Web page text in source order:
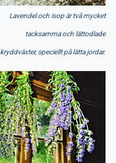
Lavendel och isop är två mycket
tacksamma och lättodlade
kryddväxter, speciellt på lätta jordar.